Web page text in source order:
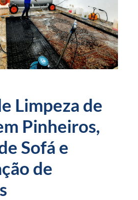
Limpeza de
Pinheiros,
Sofá e
de